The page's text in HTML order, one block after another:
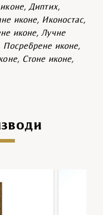
Диптих,
иконе, Иконостас,
иконе, Лучне
иконе,
Стоне иконе,